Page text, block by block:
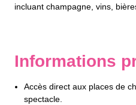
incluant champagne, vins,
Informations
Accès direct aux places de
spectacle.